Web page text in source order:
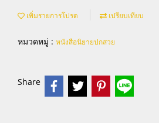
เพิ่มรายการโปรด เปรียบเทียบ
หมวดหมู่ : หนังสือนิยายปกสวย
Share